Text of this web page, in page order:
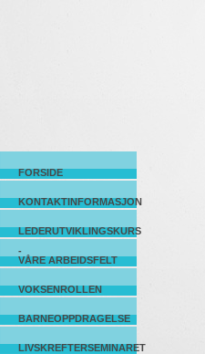
FORSIDE
KONTAKTINFORMASJON
LEDERUTVIKLINGSKURS
-
VÅRE ARBEIDSFELT
VOKSENROLLEN
BARNEOPPDRAGELSE
LIVSKREFTERSEMINARET